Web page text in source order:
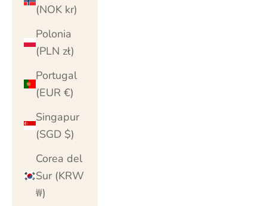
(NOK kr)
Polonia
(PLN zł)
Portugal
(EUR €)
Singapur
(SGD $)
Corea del
Sur (KRW
₩)